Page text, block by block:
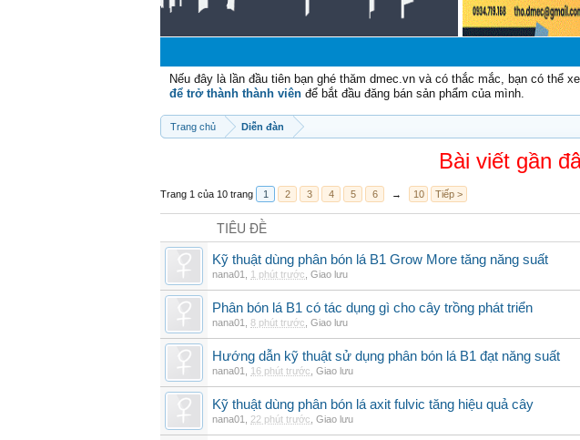
Nếu đây là lần đầu tiên bạn ghé thăm dmec.vn và có thắc mắc, bạn có thể
để trở thành thành viên để bắt đầu đăng bán sản phẩm của mình.
Trang chủ Diễn đàn
Bài viết gần
Trang 1 của 10 trang 1 2 3 4 5 6 → 10 Tiếp >
TIÊU ĐỀ
Kỹ thuật dùng phân bón lá B1 Grow More tăng năng suất
nana01 1 phút trước Giao lưu
Phân bón lá B1 có tác dụng gì cho cây trồng phát triển
nana01 8 phút trước Giao lưu
Hướng dẫn kỹ thuật sử dụng phân bón lá B1 đạt năng suất
nana01 16 phút trước Giao lưu
Kỹ thuật dùng phân bón lá axit fulvic tăng hiệu quả cây
nana01 22 phút trước Giao lưu